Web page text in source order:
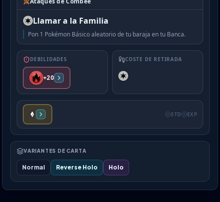
Llamar a la Familia
Pon 1 Pokémon Básico aleatorio de tu baraja en tu Banca.
DEBILIDADES
+20
COSTE DE RETIRADA
STD EXP
VARIANTES DE CARTA
Normal Reverse Holo Holo